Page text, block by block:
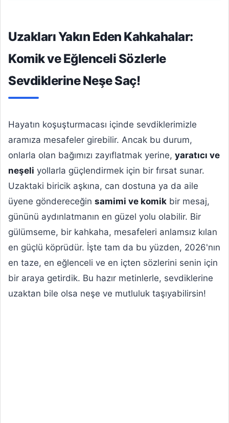
Uzakları Yakın Eden Kahkahalar:
Komik ve Eğlenceli Sözlerle
Sevdiklerine Neşe Saç!
Hayatın koşuşturmacası içinde sevdiklerimizle
aramıza mesafeler girebilir. Ancak bu durum,
onlarla olan bağımızı zayıflatmak yerine, yaratıcı ve
neşeli yollarla güçlendirmek için bir fırsat sunar.
Uzaktaki biricik aşkına, can dostuna ya da aile
üyene göndereceğin samimi ve komik bir mesaj,
gününü aydınlatmanın en güzel yolu olabilir. Bir
gülümseme, bir kahkaha, mesafeleri anlamsız kılan
en güçlü köprüdür. İşte tam da bu yüzden, 2026'nın
en taze, en eğlenceli ve en içten sözlerini senin için
bir araya getirdik. Bu hazır metinlerle, sevdiklerine
uzaktan bile olsa neşe ve mutluluk taşıyabilirsin!